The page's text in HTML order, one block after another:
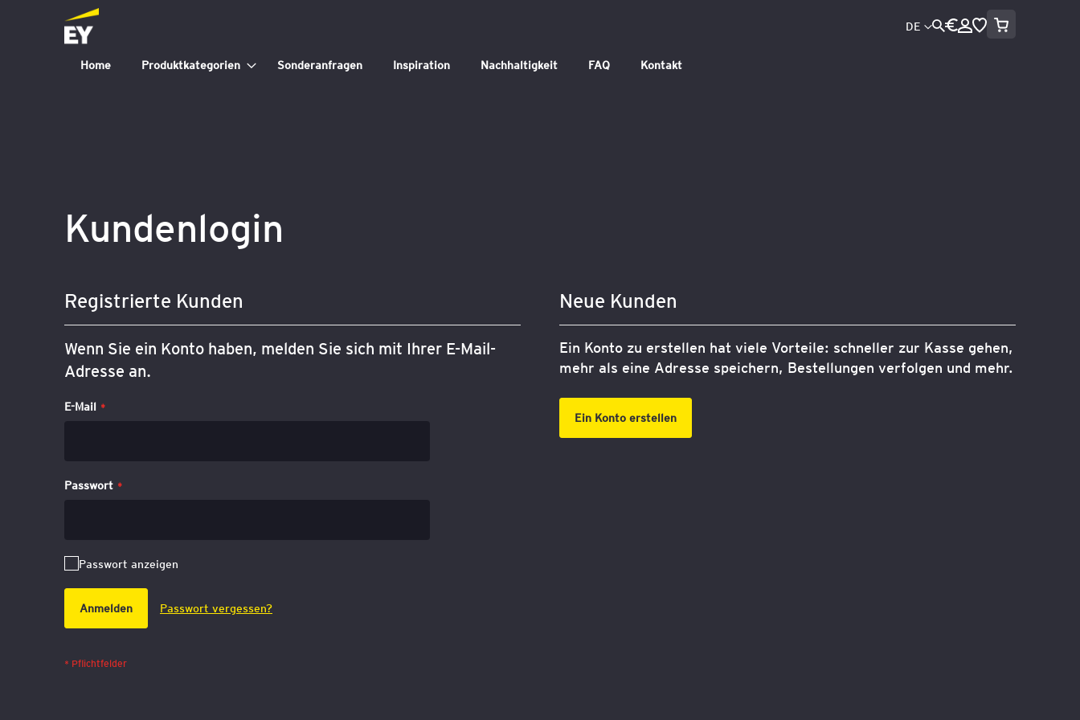
Home Produktkategorien Sonderanfragen Inspiration Nachhaltigkeit FAQ Kontakt
Währung
Sprache
DE Mein
Kundenlogin
Registrierte Kunden
Wenn Sie ein Konto haben, melden Sie sich mit Ihrer E-Mail-
Adresse an.
E-Mail
Passwort
Passwort anzeigen
Anmelden Passwort vergessen?
Neue Kunden
Ein Konto zu erstellen hat viele Vorteile: schneller zur Kasse gehen,
mehr als eine Adresse speichern, Bestellungen verfolgen und mehr.
Ein Konto erstellen